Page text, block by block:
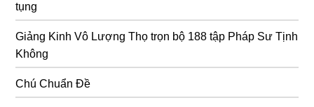
tụng
Giảng Kinh Vô Lượng Thọ trọn bộ 188 tập Pháp Sư Tịnh
Không
Chú Chuẩn Đề